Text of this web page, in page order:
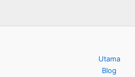
Utama
Blog